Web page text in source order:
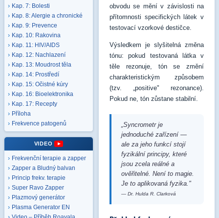
Kap. 7: Bolesti
Kap. 8: Alergie a chronické
Kap. 9: Prevence
Kap. 10: Rakovina
Kap. 11: HIV/AIDS
Kap. 12: Nachlazení
Kap. 13: Moudrost těla
Kap. 14: Prostředí
Kap. 15: Očistné kúry
Kap. 16: Bioelektronika
Kap. 17: Recepty
Příloha
Frekvence patogenů
VIDEO
Frekvenční terapie a zapper
Zapper a Bludný balvan
Princip frekv. terapie
Super Ravo Zapper
Plazmový generátor
Plasma Generator EN
obvodu se mění v závislosti na
přítomnosti specifických látek v
testovací vzorkové destičce.
Výsledkem je slyšitelná změna
tónu: pokud testovaná látka v
těle rezonuje, tón se změní
charakteristickým způsobem
(tzv. „positive" rezonance).
Pokud ne, tón zůstane stabilní.
„Syncrometr je
jednoduché zařízení —
ale za jeho funkcí stojí
fyzikální principy, které
jsou zcela reálné a
ověřitelné. Není to magie.
Je to aplikovaná fyzika."
— Dr. Hulda R. Clarková